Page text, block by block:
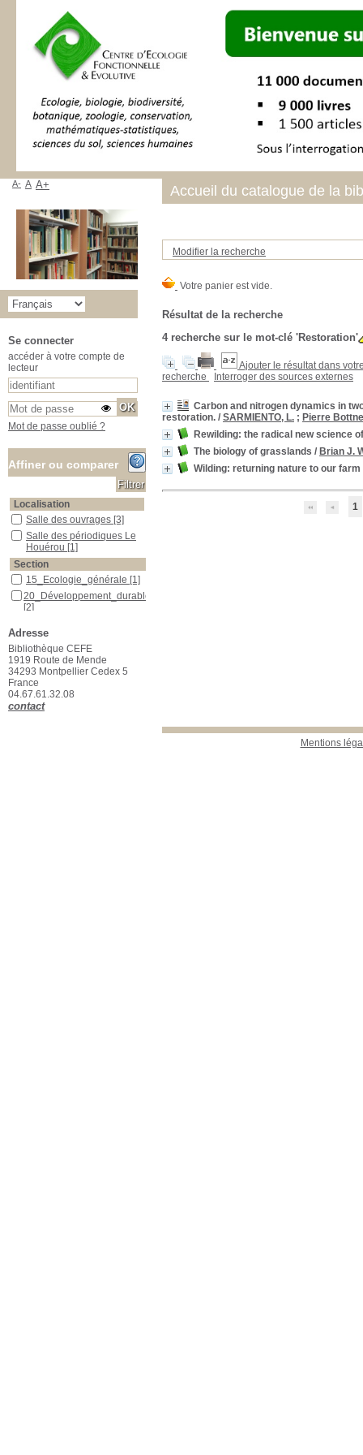
Modifier la recherche
Résultat de la recherche
4recherche sur le mot-clé 'Restoration'
Ajouter le résultat dans
recherche
Interroger des sources externes
Carbon and nitrogen dynamics in
restoration. / SARMIENTO, L. ; Pierre
Rewilding: the radical new science
The biology of grasslands / Brian J.
Wilding: returning nature to our farm
1
Mentions
Accueil du catalogue de la
A- A A+
Se connecter
accéder à votre compte de
lecteur
Mot de passe oublié ?
Affiner ou comparer
Localisation
Salle des ouvrages
Salle des ouvrages [3]
Salle des périodiques Le Houérou
Salle des périodiques Le
Houérou [1]
Section
15_Ecologie_générale
15_Ecologie_générale [1]
20_Développement_durable
20_Développement_durable
[2]
Adresse
Bibliothèque CEFE
1919 Route de Mende
34293 Montpellier Cedex 5
France
04.67.61.32.08
contact